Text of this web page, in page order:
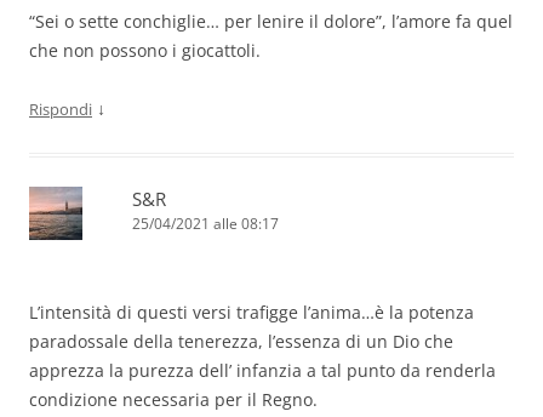
“Sei o sette conchiglie… per lenire il dolore”, l’amore fa quel
che non possono i giocattoli.
Rispondi ↓
S&R
25/04/2021 alle 08:17
L’intensità di questi versi trafigge l’anima…è la potenza
paradossale della tenerezza, l’essenza di un Dio che
apprezza la purezza dell’ infanzia a tal punto da renderla
condizione necessaria per il Regno.